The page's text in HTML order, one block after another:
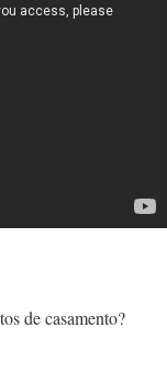
de casamento?